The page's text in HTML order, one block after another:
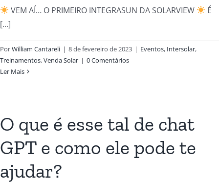
VEM AÍ… O PRIMEIRO INTEGRASUN DA SOLARVIEW
É
[...]
PorWilliam Cantareli | 8 de fevereiro de 2023 | Eventos, Intersolar,
Treinamentos,Venda Solar | 0 Comentários
Ler Mais
O que é esse tal de chat
GPT e como ele pode te
ajudar?